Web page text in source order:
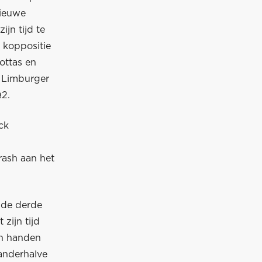
tijd te
koppositie
en
aan het
derde
zijn tijd
handen